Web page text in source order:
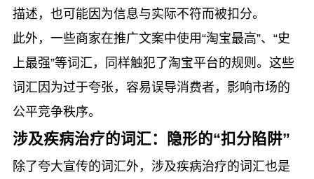
描述，也可能因为信息与实际不符而被扣分。
此外，一些商家在推广文案中使用“淘宝最高”、“史
上最强”等词汇，同样触犯了淘宝平台的规则。这些
词汇因为过于夸张，容易误导消费者，影响市场的
公平竞争秩序。
涉及疾病治疗的词汇：隐形的“扣分陷阱”
除了夸大宣传的词汇外，涉及疾病治疗的词汇也是